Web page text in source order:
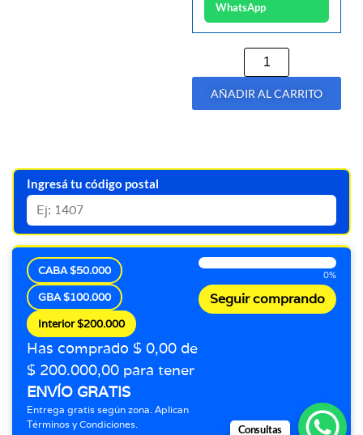
WhatsApp
AÑADIR AL CARRITO
Ingresá tu código postal
CABA $50.000
GBA $100.000
Interior $200.000
Has comprado $ 0,00 de
$ 200.000,00 para tener
ENVÍO GRATIS
Entrega gratis según zona. Aplican
Términos y Condiciones.
0%
Seguir comprando
Consultas